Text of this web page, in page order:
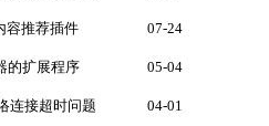
容推荐插件 07-24
的扩展程序 05-04
连接超时问题 04-01